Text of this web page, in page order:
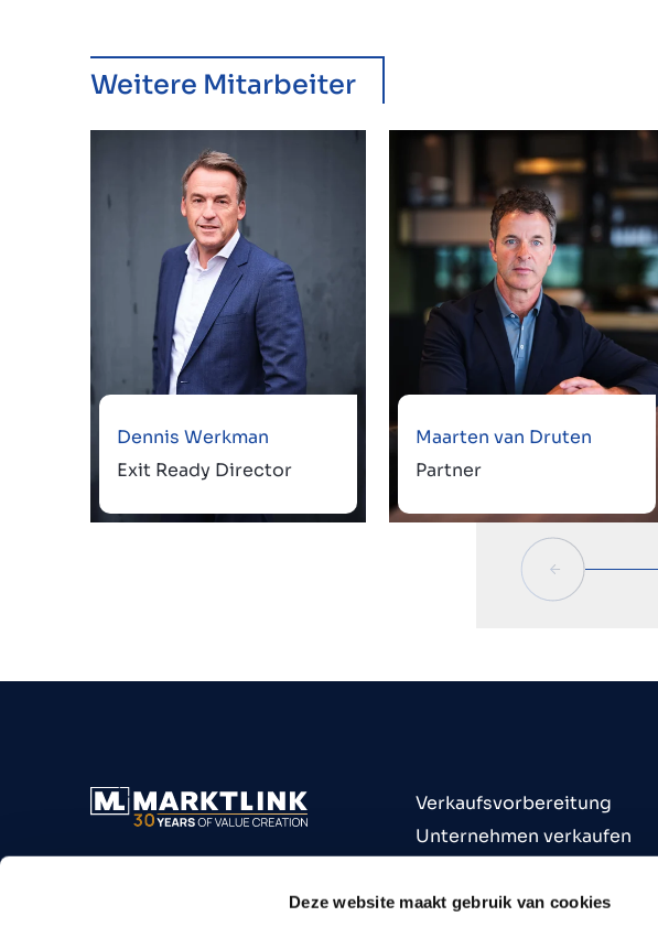
Deze website maakt gebruik van cookies
Weitere Mitarbeiter
Dennis Werkman
Exit Ready Director
Maarten van Druten
Partner
Verkaufsvorbereitung
Unternehmen verkaufen
Branchen